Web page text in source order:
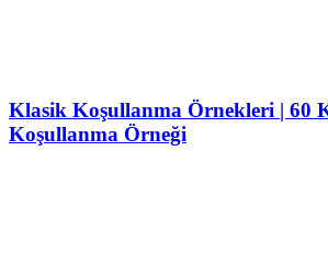
Klasik Koşullanma Örnekleri | 60
Koşullanma Örneği